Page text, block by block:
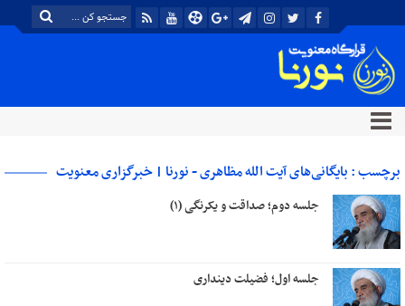
برچسب : بایگانی‌های آیت الله مظاهری - نورنا | خبرگزاری معنویت
جلسه دوم؛ صداقت و یکرنگی (۱)
جلسه اول؛ فضیلت دینداری